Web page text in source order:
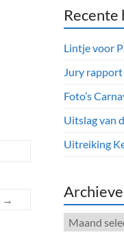
→
Lintje voor
Jury
Foto’s
Uitslag van
Uitreiking
Archieven